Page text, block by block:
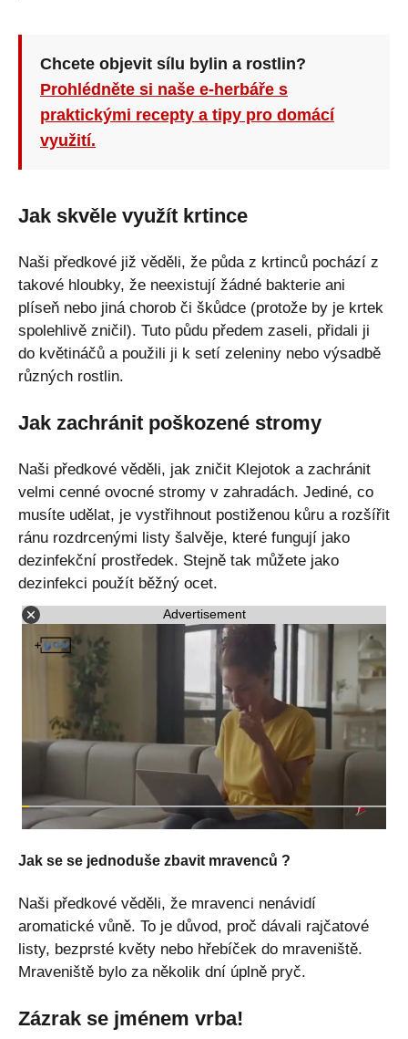
Chcete objevit sílu bylin a rostlin?
Prohlédněte si naše e-herbáře s
praktickými recepty a tipy pro domácí
využití.
Jak skvěle využít krtince
Naši předkové již věděli, že půda z krtinců pochází z
takové hloubky, že neexistují žádné bakterie ani
plíseň nebo jiná chorob či škůdce (protože by je krtek
spolehlivě zničil). Tuto půdu předem zaseli, přidali ji
do květináčů a použili ji k setí zeleniny nebo výsadbě
různých rostlin.
Jak zachránit poškozené stromy
Naši předkové věděli, jak zničit Klejotok a zachránit
velmi cenné ovocné stromy v zahradách. Jediné, co
musíte udělat, je vystřihnout postiženou kůru a rozšířit
ránu rozdrcenými listy šalvěje, které fungují jako
dezinfekční prostředek. Stejně tak můžete jako
dezinfekci použít běžný ocet.
Advertisement
Jak se se jednoduše zbavit mravenců ?
Naši předkové věděli, že mravenci nenávidí
aromatické vůně. To je důvod, proč dávali rajčatové
listy, bezprsté květy nebo hřebíček do mraveniště.
Mraveniště bylo za několik dní úplně pryč.
Zázrak se jménem vrba!